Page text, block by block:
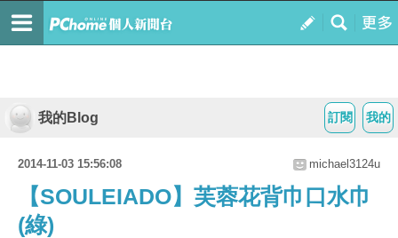
我的
訂閱
我的Blog
2014-11-03 15:56:08 michael3124u
【SOULEIADO】芙蓉花背巾口水巾
(綠)